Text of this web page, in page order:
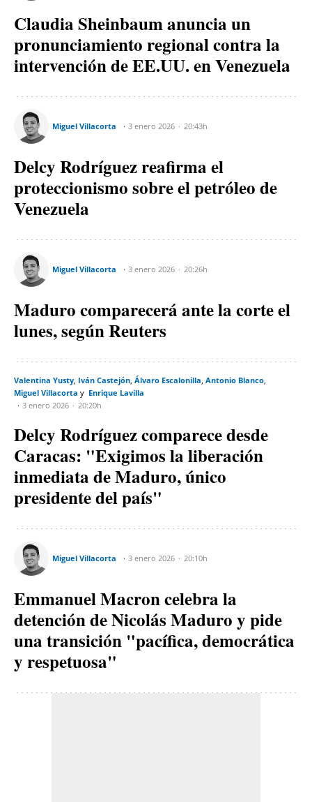
Claudia Sheinbaum anuncia un
pronunciamiento regional contra la
intervención de EE.UU. en Venezuela
Miguel Villacorta 3 enero 2026 20:43h
Delcy Rodríguez reafirma el
proteccionismo sobre el petróleo de
Venezuela
Miguel Villacorta 3 enero 2026 20:26h
Maduro comparecerá ante la corte el
lunes, según Reuters
Valentina Yusty Iván Castejón Álvaro Escalonilla Antonio Blanco
Miguel Villacorta
Enrique Lavilla
3 enero 2026
20:20h
Delcy Rodríguez comparece desde
Caracas: "Exigimos la liberación
inmediata de Maduro, único
presidente del país"
Miguel Villacorta 3 enero 2026 20:10h
Emmanuel Macron celebra la
detención de Nicolás Maduro y pide
una transición "pacífica, democrática
y respetuosa"